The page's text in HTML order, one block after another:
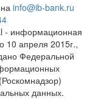
info@ib-bank.ru
- информационная
10 апреля 2015г.,
Федеральной
данных.